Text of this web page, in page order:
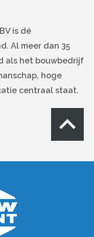
is dé
Al meer dan 35
als het bouwbedrijf
hoge
centraal staat.